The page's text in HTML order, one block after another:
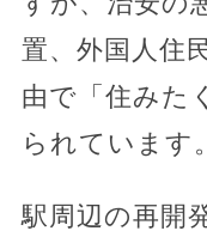
置、外国人住
由で「住みた
られています。
駅周辺の再開